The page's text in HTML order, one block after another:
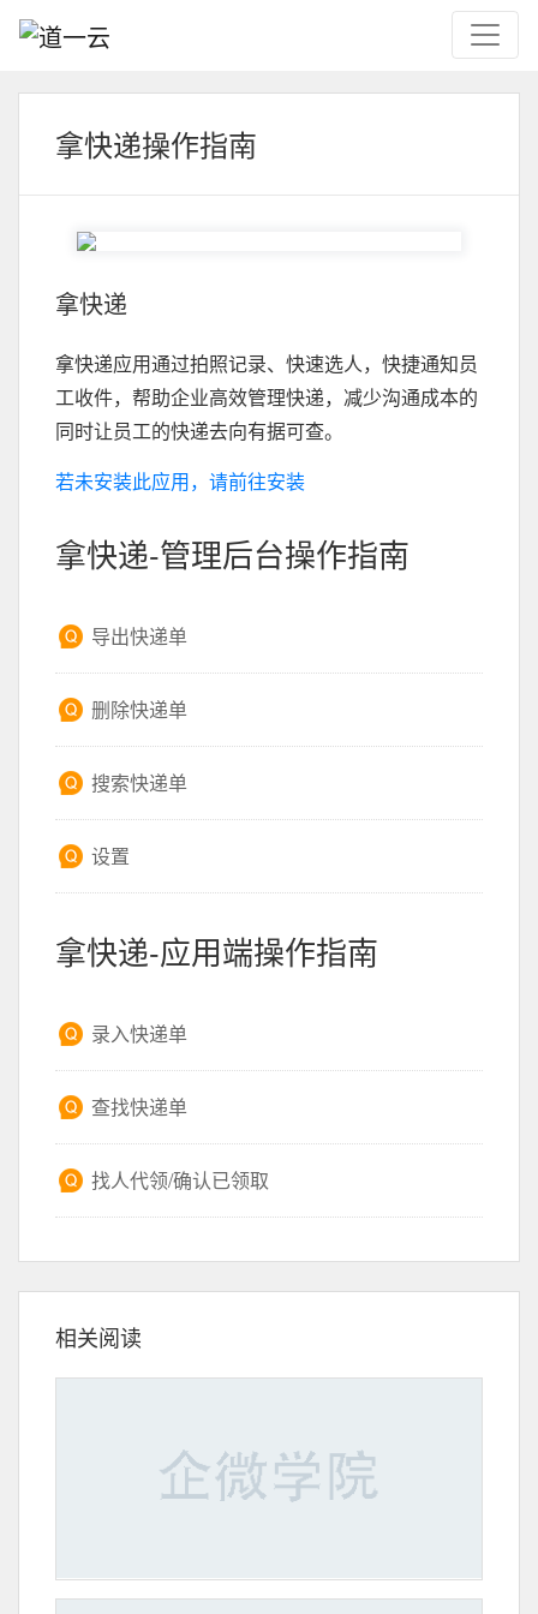
拿快递操作指南
拿快递
拿快递应用通过拍照记录、快速选人，快捷通知员
工收件，帮助企业高效管理快递，减少沟通成本的
同时让员工的快递去向有据可查。
若未安装此应用，请前往安装
拿快递-管理后台操作指南
导出快递单
删除快递单
搜索快递单
设置
拿快递-应用端操作指南
录入快递单
查找快递单
找人代领/确认已领取
相关阅读